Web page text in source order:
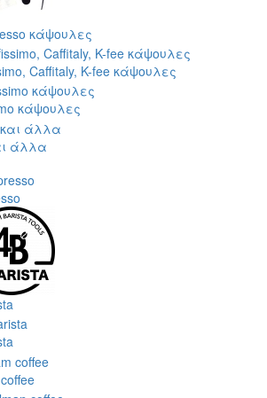
κάψουλες
Caffitaly, K-fee κάψουλες
κάψουλες
άλλα